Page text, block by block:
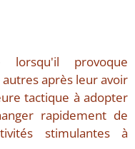
provoque
après leur avoir
tactique à adopter
rapidement de
stimulantes à